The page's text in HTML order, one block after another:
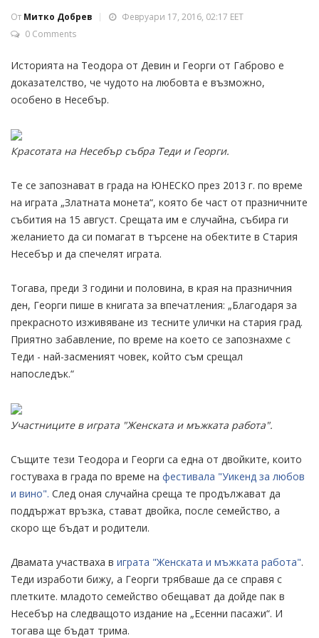
От Митко Добрев
Февруари 17, 2016, 02:17 EET
0 Comments
Историята на Теодора от Девин и Георги от Габрово е
доказателство, че чудото на любовта е възможно,
особено в Несебър.
Красотата на Несебър събра Теди и Георги.
Те се запознават в града на ЮНЕСКО през 2013 г. по време
на играта „Златната монета“, която бе част от празничните
събития на 15 август. Срещата им е случайна, събира ги
желанието да си помагат в търсене на обектите в Стария
Несебър и да спечелят играта.
Тогава, преди 3 години и половина, в края на празничния
ден, Георги пише в книгата за впечатления: „Благодаря за
прекрасното изживяване из тесните улички на стария град.
Приятно забавление, по време на което се запознахме с
Теди - най-засменият човек, който съм срещал
напоследък.“
Участниците в играта "Женската и мъжката работа".
Същите тези Теодора и Георги са една от двойките, които
гостуваха в града по време на фестивала "Уикенд за любов
и вино". След оная случайна среща те продължават да
поддържат връзка, стават двойка, после семейство, а
скоро ще бъдат и родители.
Двамата участваха в играта "Женската и мъжката работа".
Теди изработи бижу, а Георги трябваше да се справя с
плетките. младото семейство обещават да дойде пак в
Несебър на следващото издание на „Есенни пасажи“. И
тогава ще бъдат трима.